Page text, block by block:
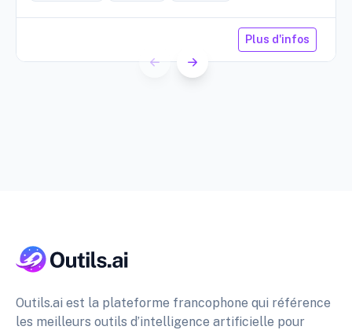
Plus d'infos
Outils.ai est la plateforme francophone qui référence
les meilleurs outils d’intelligence artificielle pour